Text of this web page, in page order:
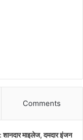
Comments
माइलेज, दमदार इंजन